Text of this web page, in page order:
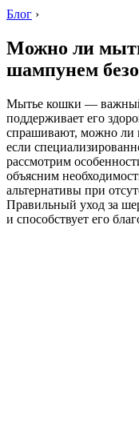
Блог ›
Можно ли
шампунем
Мытье кошки — важный
поддерживает его
спрашивают, можно ли
если
рассмотрим
объясним
альтернативы при
Правильный уход за
и способствует его